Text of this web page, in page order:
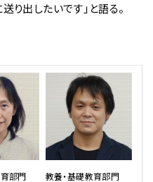
り出したいです」と語る。
部門
教養・基礎教育部門